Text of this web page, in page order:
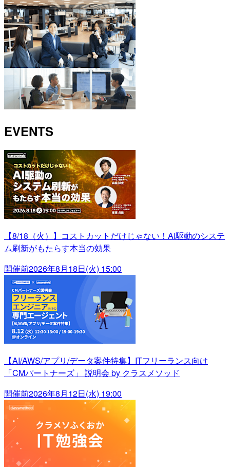
EVENTS
【8/18（火）】コストカットだけじゃない！AI駆動のシステ
ム刷新がもたらす本当の効果
開催前2026年8月18日(火) 15:00
【AI/AWS/アプリ/データ案件特集】ITフリーランス向け
「CMパートナーズ」 説明会 by クラスメソッド
開催前2026年8月12日(水) 19:00